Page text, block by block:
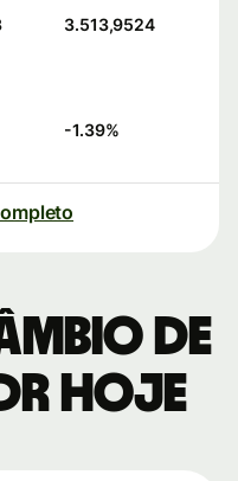
3.513,9524
-1.39%
de
hoje